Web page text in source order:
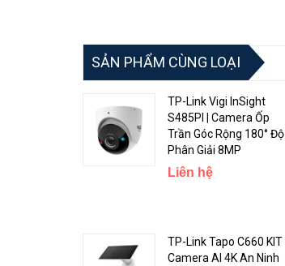
SẢN PHẨM CÙNG LOẠI
TP-Link Vigi InSight
S485PI | Camera Ốp
Trần Góc Rộng 180° Độ
Phân Giải 8MP
Liên hệ
TP-Link Tapo C660 KIT |
Camera AI 4K An Ninh